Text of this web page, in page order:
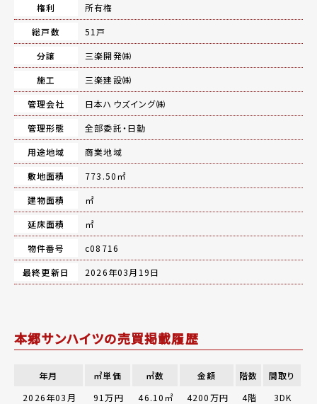
権利
所有権
総戸数
51戸
分譲
三楽開発㈱
施工
三楽建設㈱
管理会社
日本ハウズイング㈱
管理形態
全部委託・日勤
用途地域
商業地域
敷地面積
773.50㎡
建物面積
㎡
延床面積
㎡
物件番号
c08716
最終更新日
2026年03月19日
本郷サンハイツの売買掲載履歴
年月 ㎡単価 ㎡数 金額 階数
間取り
2026年03月
91万円 46.10㎡ 4200万円 4階
3DK